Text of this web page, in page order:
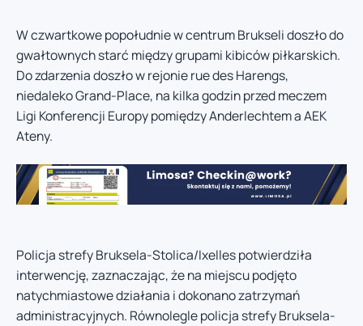
W czwartkowe popołudnie w centrum Brukseli doszło do
gwałtownych starć między grupami kibiców piłkarskich.
Do zdarzenia doszło w rejonie rue des Harengs,
niedaleko Grand-Place, na kilka godzin przed meczem
Ligi Konferencji Europy pomiędzy Anderlechtem a AEK
Ateny.
Policja strefy Bruksela-Stolica/Ixelles potwierdziła
interwencję, zaznaczając, że na miejscu podjęto
natychmiastowe działania i dokonano zatrzymań
administracyjnych. Równolegle policja strefy Bruksela-